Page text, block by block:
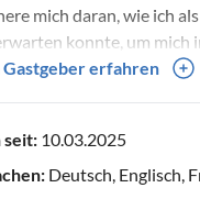
mich daran, wie ich
konnte, um mich
ist mein
hoffe ich, dass du
erleben kannst. Ich
erfahren
seit: 10.03.2025
Deutsch, Englisch,